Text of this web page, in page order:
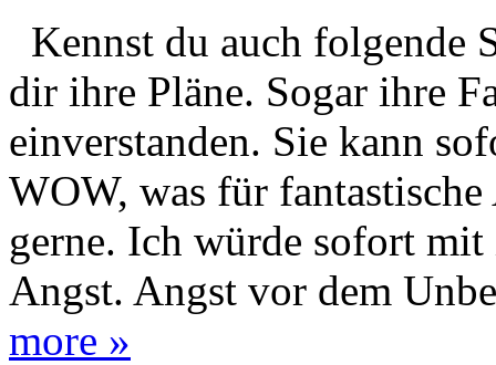
Kennst du auch folgende
dir ihre Pläne. Sogar ihre
einverstanden. Sie kann
WOW, was für
gerne. Ich würde sofort
Angst. Angst vor dem
more »